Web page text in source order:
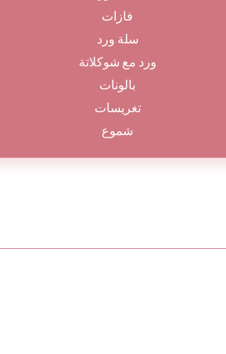
فازات
سلة ورد
ورد مع شوكلاتة
بالونات
تغريسات
شموع